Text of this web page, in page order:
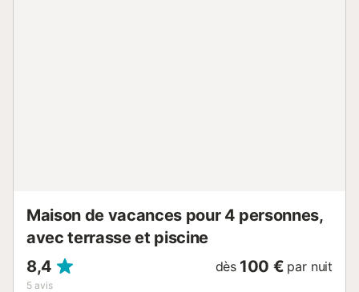
Maison de vacances pour 4 personnes,
avec terrasse et piscine
8,4
5 avis
dès 100 € par nuit